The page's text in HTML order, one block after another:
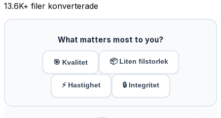
13.6K+ filer konverterade
What matters most to you?
🎯 Kvalitet 📦 Liten filstorlek
⚡ Hastighet 🔒 Integritet